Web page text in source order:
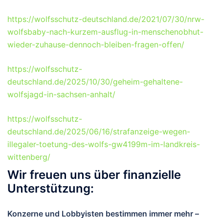
https://wolfsschutz-deutschland.de/2021/07/30/nrw-
wolfsbaby-nach-kurzem-ausflug-in-menschenobhut-
wieder-zuhause-dennoch-bleiben-fragen-offen/
https://wolfsschutz-
deutschland.de/2025/10/30/geheim-gehaltene-
wolfsjagd-in-sachsen-anhalt/
https://wolfsschutz-
deutschland.de/2025/06/16/strafanzeige-wegen-
illegaler-toetung-des-wolfs-gw4199m-im-landkreis-
wittenberg/
Wir freuen uns über finanzielle
Unterstützung:
Konzerne und Lobbyisten bestimmen immer mehr –